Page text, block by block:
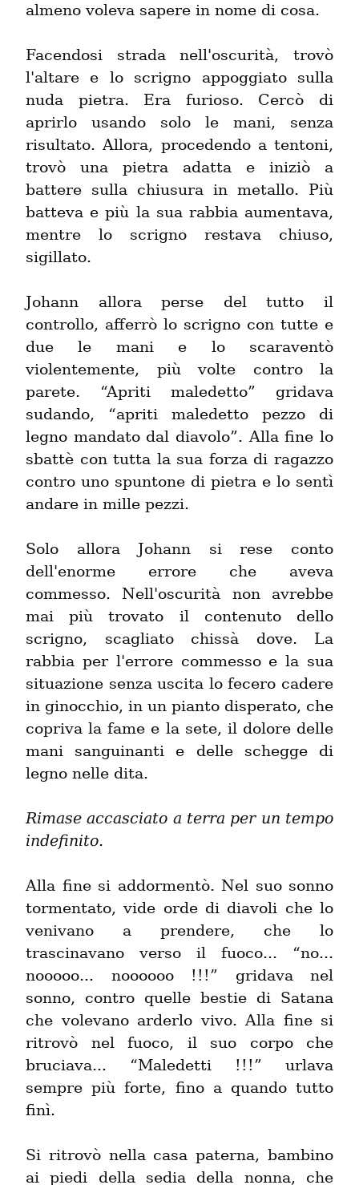
almeno voleva sapere in nome di cosa.
Facendosi strada nell'oscurità, trovò
l'altare e lo scrigno appoggiato sulla
nuda pietra. Era furioso. Cercò di
aprirlo usando solo le mani, senza
risultato. Allora, procedendo a tentoni,
trovò una pietra adatta e iniziò a
battere sulla chiusura in metallo. Più
batteva e più la sua rabbia aumentava,
mentre lo scrigno restava chiuso,
sigillato.
Johann allora perse del tutto il
controllo, afferrò lo scrigno con tutte e
due le mani e lo scaraventò
violentemente, più volte contro la
parete. “Apriti maledetto” gridava
sudando, “apriti maledetto pezzo di
legno mandato dal diavolo”. Alla fine lo
sbattè con tutta la sua forza di ragazzo
contro uno spuntone di pietra e lo sentì
andare in mille pezzi.
Solo allora Johann si rese conto
dell'enorme errore che aveva
commesso. Nell'oscurità non avrebbe
mai più trovato il contenuto dello
scrigno, scagliato chissà dove. La
rabbia per l'errore commesso e la sua
situazione senza uscita lo fecero cadere
in ginocchio, in un pianto disperato, che
copriva la fame e la sete, il dolore delle
mani sanguinanti e delle schegge di
legno nelle dita.
Rimase accasciato a terra per un tempo
indefinito.
Alla fine si addormentò. Nel suo sonno
tormentato, vide orde di diavoli che lo
venivano a prendere, che lo
trascinavano verso il fuoco... “no...
nooooo... noooooo !!!” gridava nel
sonno, contro quelle bestie di Satana
che volevano arderlo vivo. Alla fine si
ritrovò nel fuoco, il suo corpo che
bruciava... “Maledetti !!!” urlava
sempre più forte, fino a quando tutto
finì.
Si ritrovò nella casa paterna, bambino
ai piedi della sedia della nonna, che